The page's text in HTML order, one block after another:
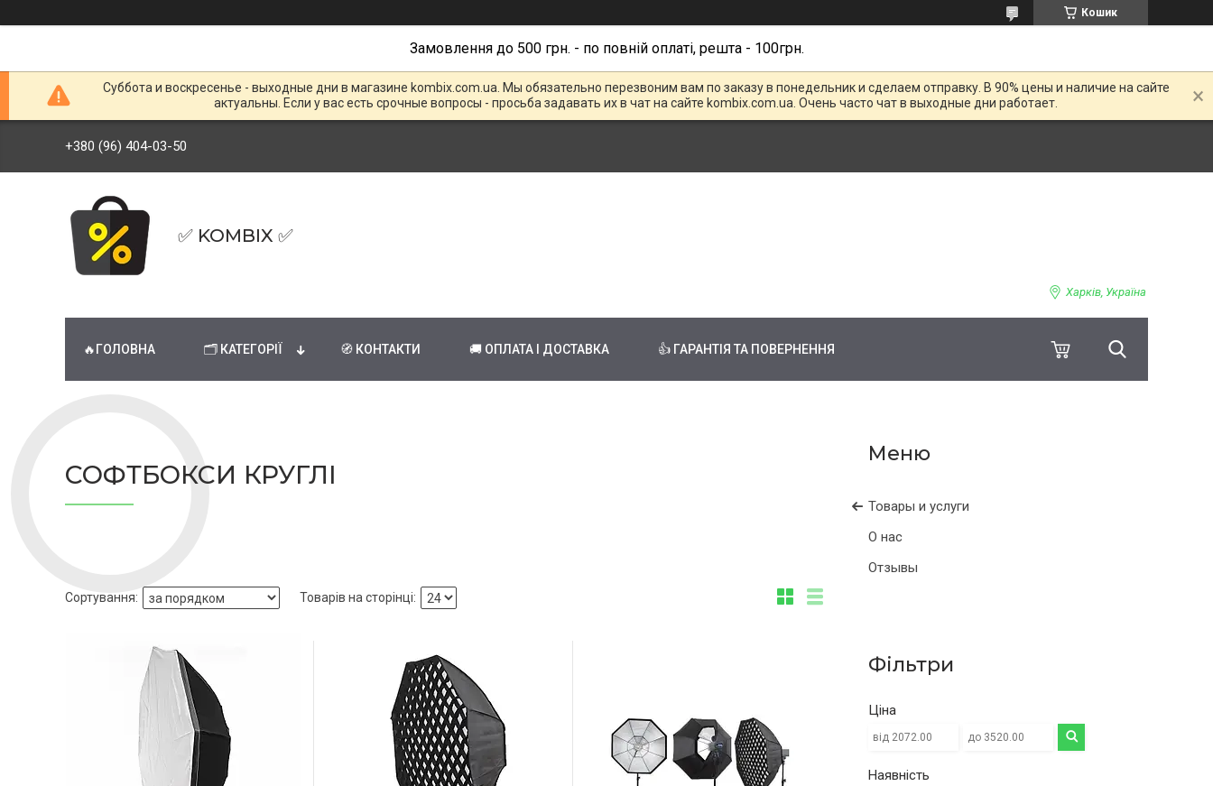
Кошик
Замовлення до 500 грн. - по повній оплаті, решта - 100грн.
Суббота и воскресенье - выходные дни в магазине kombix.com.ua. Мы обязательно перезвоним вам по заказу в понедельник и сделаем отправку. В 90% цены и наличие на сайте
актуальны. Если у вас есть срочные вопросы - просьба задавать их в чат на сайте kombix.com.ua. Очень часто чат в выходные дни работает.
+380 (96) 404-03-50
✅ KOMBIX ✅
Харків, Україна
🔥ГОЛОВНА 🗂 КАТЕГОРІЇ 🧭 КОНТАКТИ 🚚 ОПЛАТА І ДОСТАВКА 👍 ГАРАНТІЯ ТА ПОВЕРНЕННЯ
Товары и услуги
О нас
Отзывы
Фільтри
Ціна
Наявність
СОФТБОКСИ КРУГЛІ